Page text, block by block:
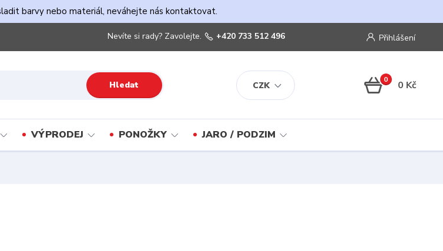
barvy nebo materiál, neváhejte nás kontaktovat.
CZK
Přihlášení
Hledat
Nevíte si rady? Zavolejte. +420 733 512 496
0 0 Kč
VÝPRODEJ PONOŽKY JARO / PODZIM